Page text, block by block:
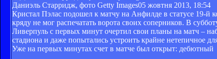
Даниэль Старридж, фото Getty Images05 жовтня 2013, 18:54
Кристал Пэлас подошел к матчу на Анфилде в статусе 19-
кряду не мог распечатать ворота своих соперников. В
Ливерпуль с первых минут очертил свои планы на матч –
стадиона и даже попытались устроить крайне нетепичное
Уже на первых минутах счет в матче был открыт: дебютный